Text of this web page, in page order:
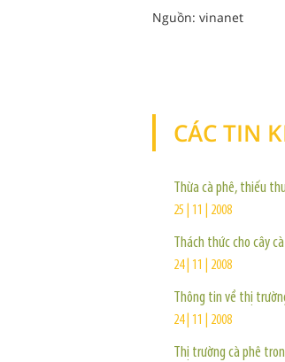
Nguồn: vinanet
CÁC TIN
Thừa cà phê, thiếu
25 | 11 | 2008
Thách thức cho cây
24 | 11 | 2008
Thông tin về thị
24 | 11 | 2008
Thị trường cà phê